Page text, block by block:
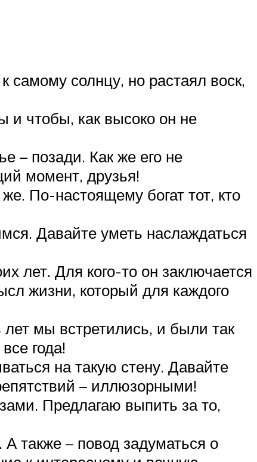
самому солнцу, но растаял воск,
чтобы, как высоко он не
– позади. Как же его не
момент, друзья!
По-настоящему богат тот, кто
Давайте уметь наслаждаться
лет. Для кого-то он заключается
жизни, который для каждого
мы встретились, и были так
года!
на такую стену. Давайте
– иллюзорными!
Предлагаю выпить за то,
также – повод задуматься о